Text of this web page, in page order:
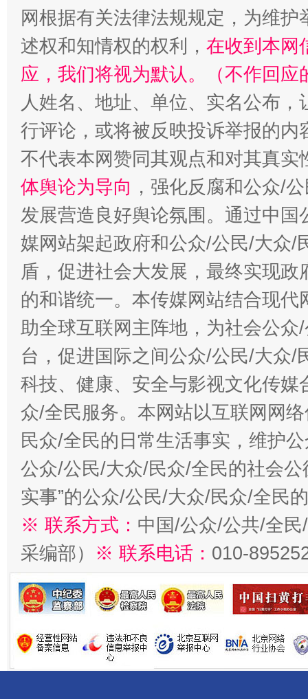
扯下公款旅游的“隐身衣” 如何以
“蜀中异人”王建安的艺术幻境
网根据有关法律法规规定，为维
述权和知情权的权利， 在收到本网
应，我们将视为默认。（不作回应
人姓名、地址、单位、实名公布
行评论，或将被反映投诉举报的
不代表本网赞同其观点和对其真实
体舆论为导向 ，强化反腐和公众/
发展营造良好舆论氛围。通过中
媒网站架起政府和公众/公民/大众/
盾，促进社会大发展，最终实现
的和谐统一。本传媒网站结合现
助全球互联网主阵地，为社会公
台，促进国际之间公众/公民/大众/
科技、健康、安全与影视文化传
众/全民服务。本网站以互联网网
民众/全民的日常生活事实，维护
公众/公民/大众/民众/全民的社会公
实事”的公众/公民/大众/民众/全民
※ 联系方式： 中国/公众/公共/全
采编部） ※ 联系电话： 010-